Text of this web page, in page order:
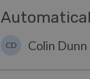
CD Colin Dunn